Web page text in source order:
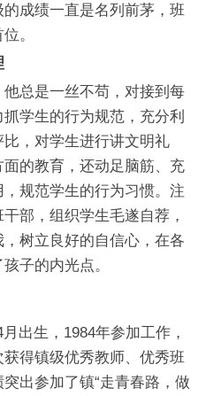
成绩一直是名列前茅，班
。
总是一丝不苟，对接到每
学生的行为规范，充分利
，对学生进行讲文明礼
的教育，还动足脑筋、充
规范学生的行为习惯。注
部，组织学生毛遂自荐，
树立良好的自信心，在各
子的内光点。
生，1984年参加工作，
得镇级优秀教师、优秀班
出参加了镇“走青春路，做